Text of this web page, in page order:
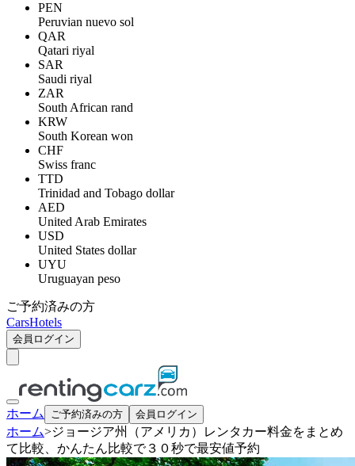
PEN
Peruvian nuevo sol
QAR
Qatari riyal
SAR
Saudi riyal
ZAR
South African rand
KRW
South Korean won
CHF
Swiss franc
TTD
Trinidad and Tobago dollar
AED
United Arab Emirates
USD
United States dollar
UYU
Uruguayan peso
ご予約済みの方
CarsHotels
会員ログイン
ホーム ご予約済みの方 会員ログイン
ホーム>ジョージア州（アメリカ）レンタカー料金をまとめ
て比較、かんたん比較で３０秒で最安値予約